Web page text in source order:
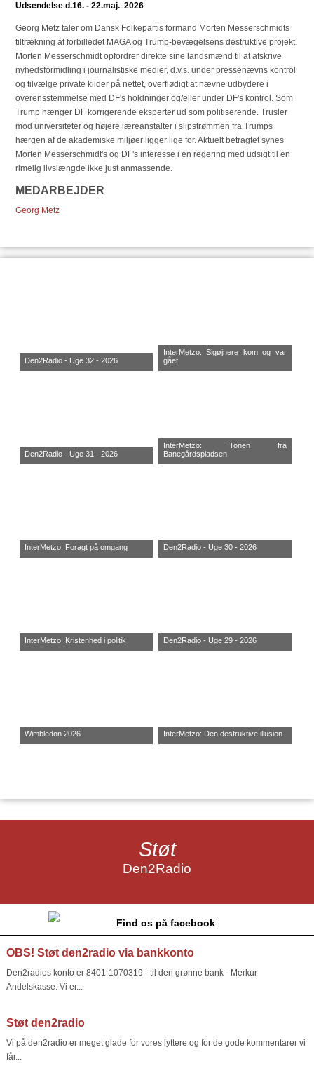
Udsendelse d.16. - 22.maj. 2026
Georg Metz taler om Dansk Folkepartis formand Morten Messerschmidts
tiltrækning af forbilledet MAGA og Trump-bevægelsens destruktive projekt.
Morten Messerschmidt opfordrer direkte sine landsmænd til at afskrive
nyhedsformidling i journalistiske medier, d.v.s. under pressenævns kontrol
og tilvælge private kilder på nettet, overflødigt at nævne udbydere i
overensstemmelse med DF's holdninger og/eller under DF's kontrol. Som
Trump hænger DF korrigerende eksperter ud som politiserende. Trusler
mod universiteter og højere læreanstalter i slipstrømmen fra Trumps
hærgen af de akademiske miljøer ligger lige for. Aktuelt betragtet synes
Morten Messerschmidt's og DF's interesse i en regering med udsigt til en
rimelig livslængde ikke just anmassende.
MEDARBEJDER
Georg Metz
Den2Radio - Uge 32 - 2026
InterMetzo: Sigøjnere kom og var
gået
Den2Radio - Uge 31 - 2026
InterMetzo: Tonen fra
Banegårdspladsen
InterMetzo: Foragt på omgang Den2Radio - Uge 30 - 2026
InterMetzo: Kristenhed i politik Den2Radio - Uge 29 - 2026
Wimbledon 2026 InterMetzo: Den destruktive illusion
Støt
Den2Radio
Find os på facebook
OBS! Støt den2radio via bankkonto
Den2radios konto er 8401-1070319 - til den grønne bank - Merkur
Andelskasse. Vi er...
Støt den2radio
Vi på den2radio er meget glade for vores lyttere og for de gode kommentarer vi
får...